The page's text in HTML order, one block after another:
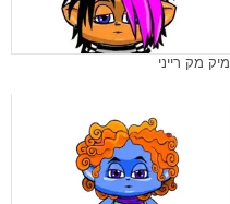
מיק מק רייני